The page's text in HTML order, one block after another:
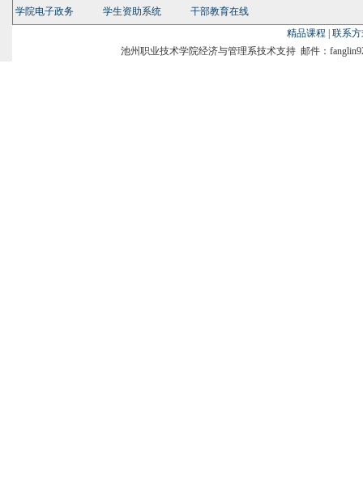
学院电子政务 学生资助系统
干部教育在线
精品课程
联系
池州职业技术学院经济与管理系技术支持 邮件：